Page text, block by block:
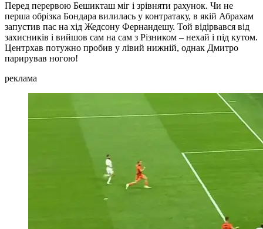
Перед перервою Бешикташ міг і зрівняти рахунок. Чи не
перша обрізка Бондара вилилась у контратаку, в якій Абрахам
запустив пас на хід Жедсону Фернандешу. Той відірвався від
захисників і вийшов сам на сам з Різником – нехай і під кутом.
Центрхав потужно пробив у лівий нижній, однак Дмитро
парирував ногою!
реклама